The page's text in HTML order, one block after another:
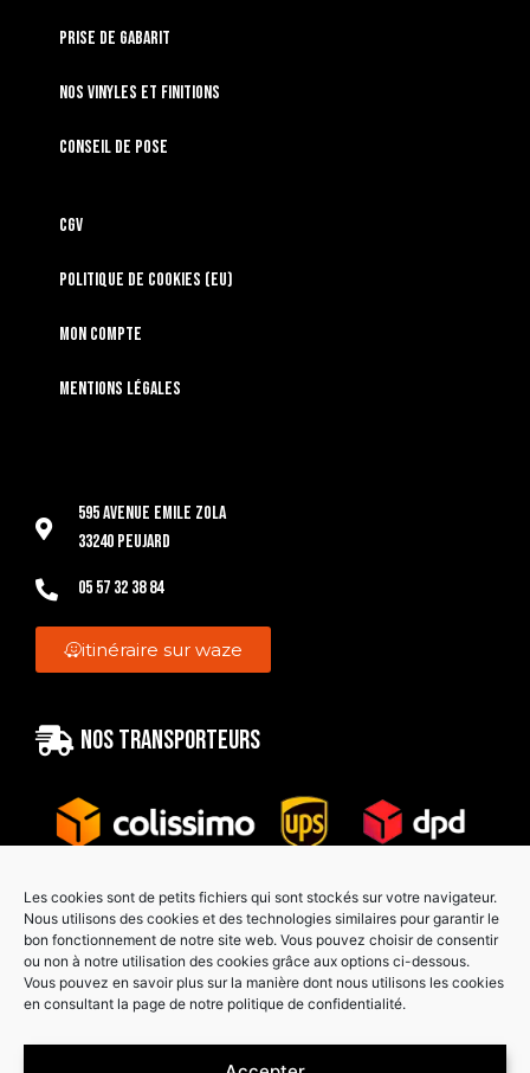
Les cookies sont de petits fichiers qui sont stockés sur votre navigateur.
Nous utilisons des cookies et des technologies similaires pour garantir le
bon fonctionnement de notre site web. Vous pouvez choisir de consentir
ou non à notre utilisation des cookies grâce aux options ci-dessous.
Vous pouvez en savoir plus sur la manière dont nous utilisons les cookies
en consultant la page de notre politique de confidentialité.
Prise de gabarit
Nos vinyles et finitions
Conseil de pose
CGV
Politique de cookies (EU)
Mon compte
Mentions légales
595 Avenue Emile Zola
33240 Peujard
05 57 32 38 84
itinéraire sur waze
Nos transporteurs
Paiement sécurisé